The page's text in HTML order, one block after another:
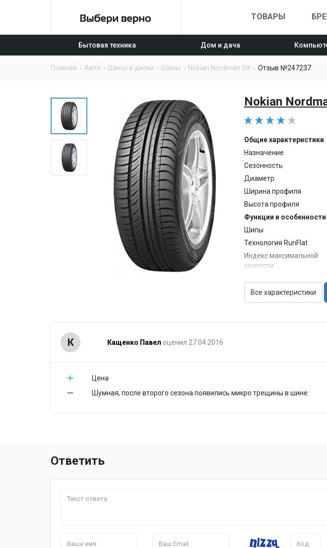
ТОВАРЫ
Бытовая техника Дом и дача
Главная Авто Шины и диски Шины Nokian Nordman SX Отзыв №247237
Nokian
Общие характеристики
Назначение
Сезонность
Диаметр
Ширина профиля
Высота профиля
Функции и особенности
Шипы
Технология RunFlat
Индекс максимальной
скорости
Максимальная нагрузка
(на одну шину)
Все характеристики
К Кащенко Павел оценил 27.04.2016
Цена
Шумная, после второго сезона появились микро трещины в шине.
Ответить